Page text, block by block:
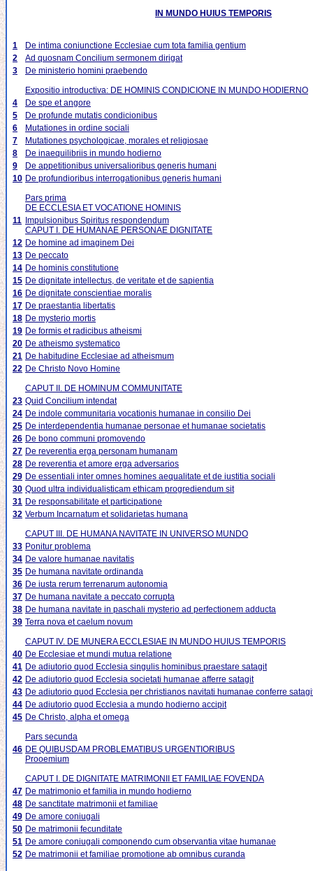
IN MUNDO HUIUS TEMPORIS
1
De intima coniunctione Ecclesiae cum tota familia gentium
2
Ad quosnam Concilium sermonem dirigat
3
De ministerio homini praebendo
Expositio introductiva: DE HOMINIS CONDICIONE IN MUNDO HODIERNO
4
De spe et angore
5
De profunde mutatis condicionibus
6
Mutationes in ordine sociali
7
Mutationes psychologicae, morales et religiosae
8
De inaequilibriis in mundo hodierno
9
De appetitionibus universalioribus generis humani
10 De profundioribus interrogationibus generis humani
Pars prima
DE ECCLESIA ET VOCATIONE HOMINIS
11 Impulsionibus Spiritus respondendum
CAPUT I. DE HUMANAE PERSONAE DIGNITATE
12 De homine ad imaginem Dei
13 De peccato
14 De hominis constitutione
15 De dignitate intellectus, de veritate et de sapientia
16 De dignitate conscientiae moralis
17 De praestantia libertatis
18 De mysterio mortis
19 De formis et radicibus atheismi
20 De atheismo systematico
21 De habitudine Ecclesiae ad atheismum
22 De Christo Novo Homine
CAPUT II. DE HOMINUM COMMUNITATE
23 Quid Concilium intendat
24 De indole communitaria vocationis humanae in consilio Dei
25 De interdependentia humanae personae et humanae societatis
26 De bono communi promovendo
27 De reverentia erga personam humanam
28 De reverentia et amore erga adversarios
29 De essentiali inter omnes homines aequalitate et de iustitia sociali
30 Quod ultra individualisticam ethicam progrediendum sit
31 De responsabilitate et participatione
32 Verbum Incarnatum et solidarietas humana
CAPUT III. DE HUMANA NAVITATE IN UNIVERSO MUNDO
33 Ponitur problema
34 De valore humanae navitatis
35 De humana navitate ordinanda
36 De iusta rerum terrenarum autonomia
37 De humana navitate a peccato corrupta
38 De humana navitate in paschali mysterio ad perfectionem adducta
39 Terra nova et caelum novum
CAPUT IV. DE MUNERA ECCLESIAE IN MUNDO HUIUS TEMPORIS
40 De Ecclesiae et mundi mutua relatione
41 De adiutorio quod Ecclesia singulis hominibus praestare satagit
42 De adiutorio quod Ecclesia societati humanae afferre satagit
43 De adiutorio quod Ecclesia per christianos navitati humanae conferre
44 De adiutorio quod Ecclesia a mundo hodierno accipit
45 De Christo, alpha et omega
Pars secunda
46 DE QUIBUSDAM PROBLEMATIBUS URGENTIORIBUS
Prooemium
CAPUT I. DE DIGNITATE MATRIMONII ET FAMILIAE FOVENDA
47 De matrimonio et familia in mundo hodierno
48 De sanctitate matrimonii et familiae
49 De amore coniugali
50 De matrimonii fecunditate
51 De amore coniugali componendo cum observantia vitae humanae
52 De matrimonii et familiae promotione ab omnibus curanda